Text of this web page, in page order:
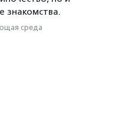
знакомства.
среда